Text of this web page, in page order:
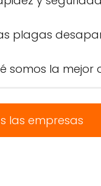
plagas
somos la mejor
las empresas